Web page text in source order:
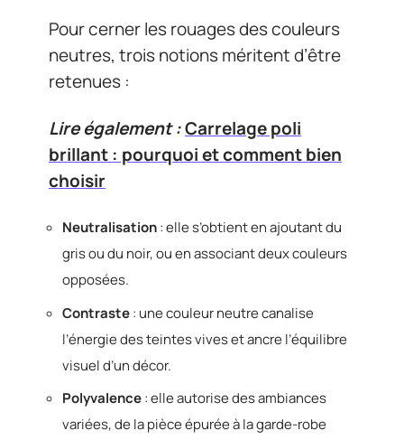
Pour cerner les rouages des couleurs
neutres, trois notions méritent d’être
retenues :
Lire également :Carrelage poli
brillant : pourquoi et comment bien
choisir
Neutralisation: elle s’obtient en ajoutant du
gris ou du noir, ou en associant deux couleurs
opposées.
Contraste: une couleur neutre canalise
l’énergie des teintes vives et ancre l’équilibre
visuel d’un décor.
Polyvalence: elle autorise des ambiances
variées, de la pièce épurée à la garde-robe